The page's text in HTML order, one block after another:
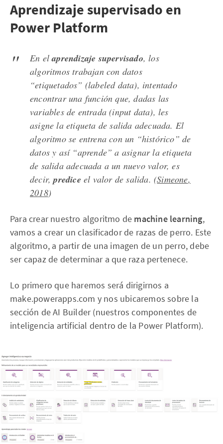
Aprendizaje supervisado en
Power Platform
En elaprendizaje supervisado, los
algoritmos trabajan con datos
“etiquetados” (labeled data), intentado
encontrar una función que, dadas las
variables de entrada (input data), les
asigne la etiqueta de salida adecuada. El
algoritmo se entrena con un “histórico” de
datos y así “aprende” a asignar la etiqueta
de salida adecuada a un nuevo valor, es
decir,predice el valor de salida. (Simeone,
2018)
Para crear nuestro algoritmo de machine learning,
vamos a crear un clasificador de razas de perro. Este
algoritmo, a partir de una imagen de un perro, debe
ser capaz de determinar a que raza pertenece.
Lo primero que haremos será dirigirnos a
make.powerapps.com y nos ubicaremos sobre la
sección de AI Builder (nuestros componentes de
inteligencia artificial dentro de la Power Platform).